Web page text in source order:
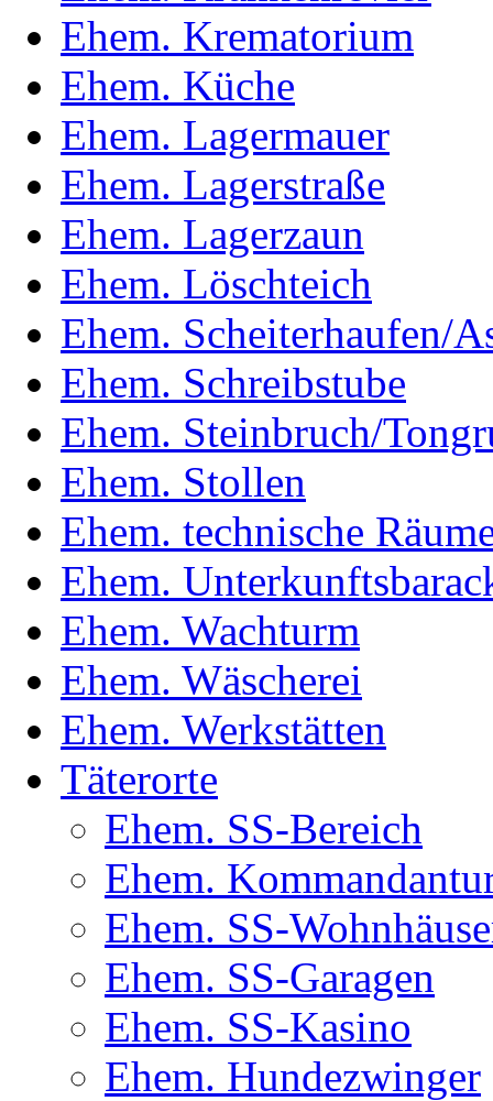
Ehem. Krematorium
Ehem. Küche
Ehem. Lagermauer
Ehem. Lagerstraße
Ehem. Lagerzaun
Ehem. Löschteich
Ehem. Scheiterhaufen/
Ehem. Schreibstube
Ehem. Steinbruch/
Ehem. Stollen
Ehem. technische
Ehem.
Ehem. Wachturm
Ehem. Wäscherei
Ehem. Werkstätten
Täterorte
Ehem. SS-Bereich
Ehem.
Ehem. SS-
Ehem. SS-Garagen
Ehem. SS-Kasino
Ehem. Hundezwinger